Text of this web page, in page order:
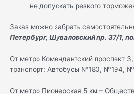
не допускать резкого
Заказ можно забрать
Петербург, Шуваловский пр. 37/1,
От метро Комендантский проспект
транспорт: Автобусы №180, №194,
От метро Пионерская 5 км –